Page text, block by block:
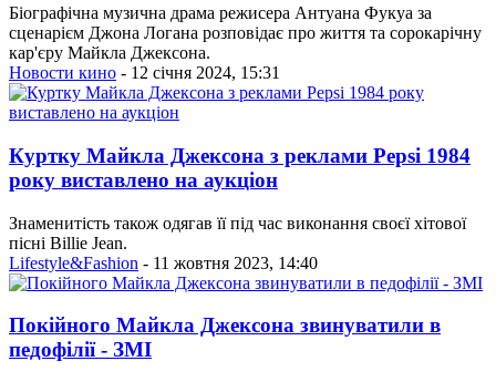
Біографічна музична драма режисера Антуана Фукуа за
сценарієм Джона Логана розповідає про життя та сорокарічну
кар'єру Майкла Джексона.
Новости кино - 12 січня 2024, 15:31
Куртку Майкла Джексона з реклами Pepsi 1984
року виставлено на аукціон
Знаменитість також одягав її під час виконання своєї хітової
пісні Billie Jean.
Lifestyle&Fashion - 11 жовтня 2023, 14:40
Покійного Майкла Джексона звинуватили в
педофілії - ЗМІ